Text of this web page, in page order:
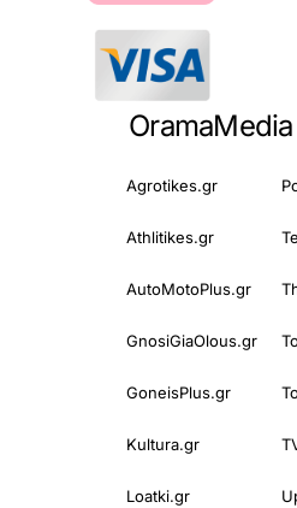
Agrotikes.gr
Athlitikes.gr
AutoMotoPlus.gr
GnosiGiaOlous.gr
GoneisPlus.gr
Kultura.gr
Loatki.gr